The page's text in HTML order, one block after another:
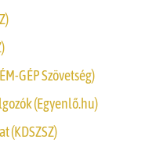
GÉP Szövetség)
(Egyenlő.hu)
(KDSZSZ)